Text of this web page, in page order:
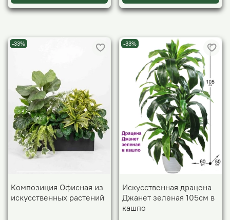
-33%
Композиция Офисная из
искусственных растений
-33%
Искусственная драцена
Джанет зеленая 105см в
кашпо